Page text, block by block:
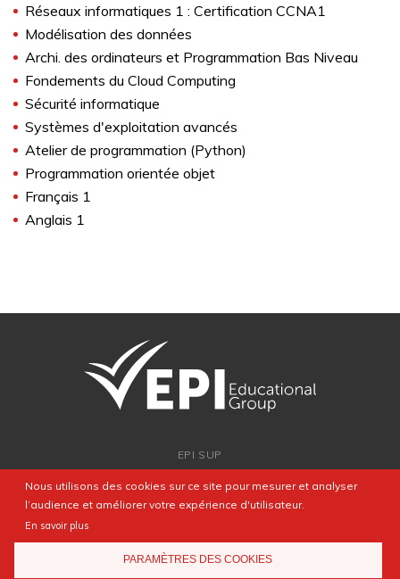
Réseaux informatiques 1 : Certification CCNA1
Modélisation des données
Archi. des ordinateurs et Programmation Bas Niveau
Fondements du Cloud Computing
Sécurité informatique
Systèmes d'exploitation avancés
Atelier de programmation (Python)
Programmation orientée objet
Français 1
Anglais 1
Nous utilisons des cookies sur ce site pour mesurer et analyser
l’audience et améliorer votre expérience d'utilisateur.
En savoir plus
PARAMÈTRES DES COOKIES
EPI SUP
PARTENARIATS
FAQ
CONTACT